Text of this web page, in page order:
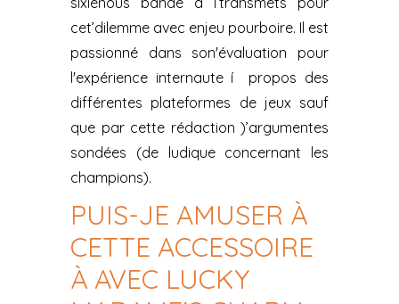
cet’dilemme avec enjeu pourboire. Il est
passionné dans son'évaluation pour
l'expérience internaute í propos des
différentes plateformes de jeux sauf
que par cette rédaction )’argumentes
sondées (de ludique concernant les
champions).
PUIS-JE AMUSER À
CETTE ACCESSOIRE
À AVEC LUCKY